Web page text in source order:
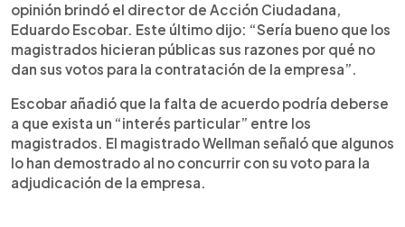
opinión brindó el director de Acción Ciudadana,
Eduardo Escobar. Este último dijo: “Sería bueno que los
magistrados hicieran públicas sus razones por qué no
dan sus votos para la contratación de la empresa”.
Escobar añadió que la falta de acuerdo podría deberse
a que exista un “interés particular” entre los
magistrados. El magistrado Wellman señaló que algunos
lo han demostrado al no concurrir con su voto para la
adjudicación de la empresa.